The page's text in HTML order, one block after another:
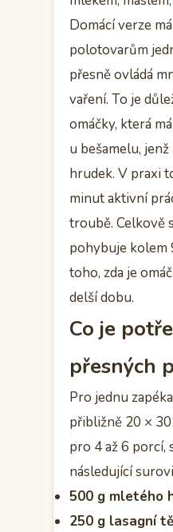
Domácí verze
polotovarům
přesně ovládá
vaření. To je
omáčky, která
u bešamelu,
hrudek. V praxi
minut aktivní
troubě. Celkově
pohybuje kolem
toho, zda je
delší dobu.
Co je
přesných
Pro jednu
přibližně 20 ×
pro 4 až 6 porcí,
následující
500 g mletého
250 g lasagní